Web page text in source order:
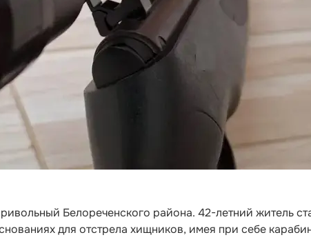
Белореченского района. 42-летний житель
для отстрела хищников, имея при себе